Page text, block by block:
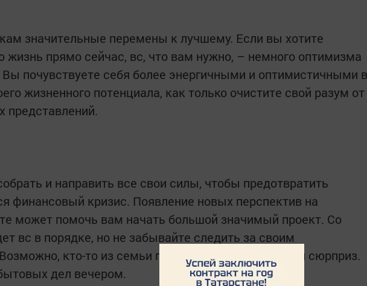
значительные перемены к лучшему. Если вы хотите
жизнь прямо сейчас, вс, что вам нужно, – немного оптимизма
почувствуете себя более энергичными и оптимистичными в
жизненного потенциала, как только очистите свой разум от
представлений.
и направить все свои силы, чтобы предотвратить
финансовый кризис. Появление новых перспектив на
может помочь вам начать большой значимый проект. Со
вс в порядке, но не забывайте следить за своим
кто-то из семьи преподнест вам приятный сюрприз.
дел вечером.